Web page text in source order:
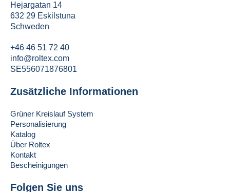
Hejargatan 14
632 29 Eskilstuna
Schweden
+46 46 51 72 40
info@roltex.com
SE556071876801
Zusätzliche Informationen
Grüner Kreislauf System
Personalisierung
Katalog
Über Roltex
Kontakt
Bescheinigungen
Folgen Sie uns